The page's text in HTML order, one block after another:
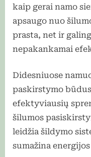
kaip gerai namo
apsaugo nuo
prasta, net ir
nepakankamai
Didesniuose
paskirstymo
efektyviausių
šilumos
leidžia šildymo
sumažina